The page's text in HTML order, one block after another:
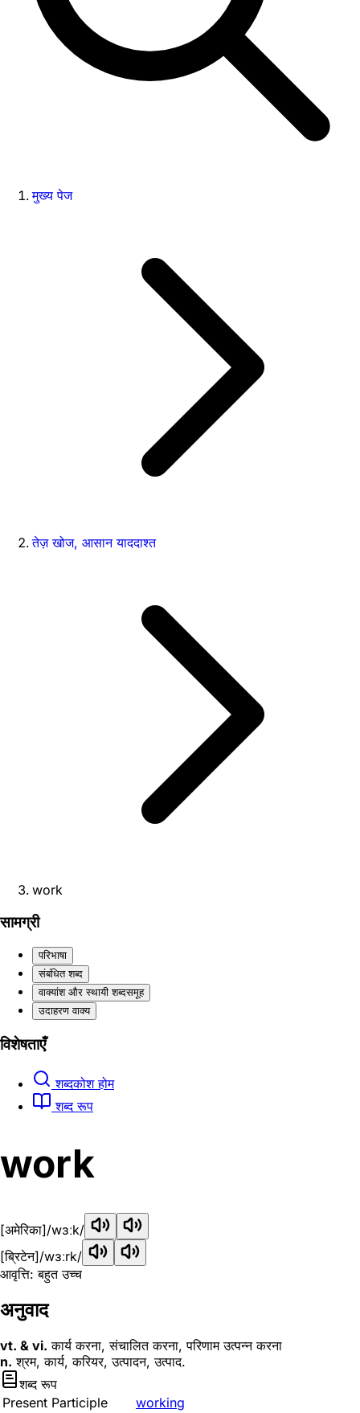
मुख्य पेज
तेज़ खोज, आसान याददाश्त
work
सामग्री
परिभाषा
संबंधित शब्द
वाक्यांश और स्थायी शब्दसमूह
उदाहरण वाक्य
विशेषताएँ
शब्दकोश होम
शब्द रूप
work
[अमेरिका]/wɜːk/
[ब्रिटेन]/wɜːrk/
आवृत्ति: बहुत उच्च
अनुवाद
vt. & vi. कार्य करना, संचालित करना, परिणाम उत्पन्न करना
n. श्रम, कार्य, करियर, उत्पादन, उत्पाद.
शब्द रूप
Present Participle
working